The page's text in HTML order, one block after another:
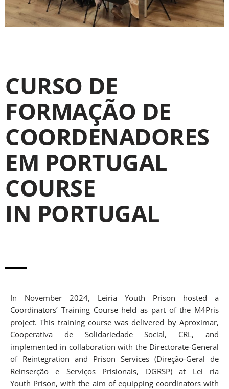
CURSO DE
FORMAÇÃO DE
COORDENADORES
EM PORTUGAL
COURSE
IN PORTUGAL
In November 2024, Leiria Youth Prison hosted a
Coordinators’ Training Course held as part of the M4Pris
project. This training course was delivered by Aproximar,
Cooperativa de Solidariedade Social, CRL, and
implemented in collaboration with the Directorate-General
of Reintegration and Prison Services (Direção-Geral de
Reinserção e Serviços Prisionais, DGRSP) at Lei ria
Youth Prison, with the aim of equipping coordinators with